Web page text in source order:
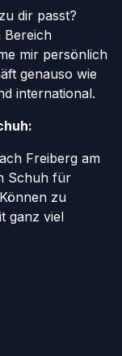
dir passt?
Bereich
mir persönlich
genauso wie
international.
Freiberg am
Schuh für
zu
ganz viel